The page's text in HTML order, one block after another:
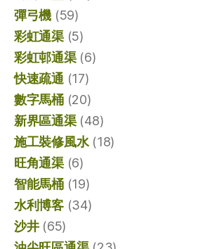
彈弓機 (59)
彩虹通渠(5)
彩虹邨通渠(6)
快速疏通 (17)
數字馬桶(20)
新界區通渠(48)
施工裝修風水(18)
旺角通渠(6)
智能馬桶(19)
水利博客(34)
沙井(65)